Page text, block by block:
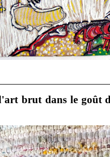
brut dans le goût